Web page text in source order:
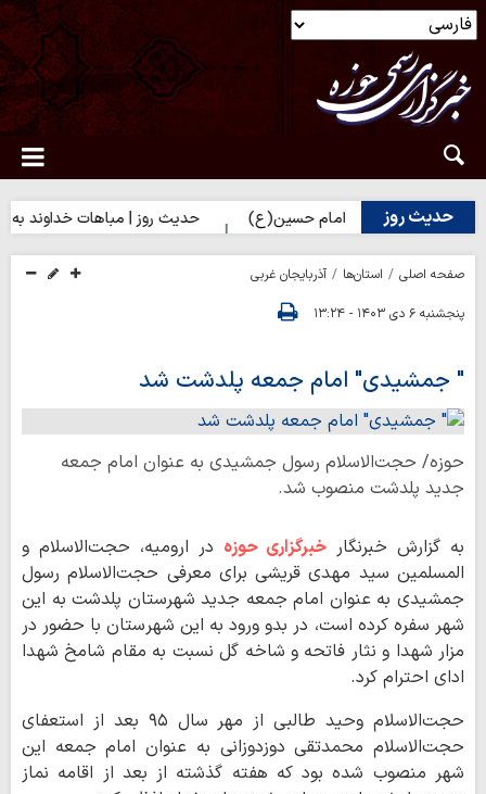
حدیث روز
برای زائران امام حسین(ع) حدیث روز | مباهات خداوند به زائر
صفحه اصلی استان‌ها
آذربایجان غربی
پنجشنبه ۶ دی ۱۴۰۳ - ۱۳:۲۴
" جمشیدی" امام جمعه پلدشت شد
حوزه/ حجت‌الاسلام رسول جمشیدی به عنوان امام جمعه
جدید پلدشت منصوب شد.
به گزارش خبرنگار خبرگزاری حوزه در ارومیه، حجت‌الاسلام و
المسلمین سید مهدی قریشی برای معرفی حجت‌الاسلام رسول
جمشیدی به عنوان امام جمعه جدید شهرستان پلدشت به این
شهر سفره کرده است، در بدو ورود به این شهرستان با حضور در
مزار شهدا و نثار فاتحه و شاخه گل نسبت به مقام شامخ شهدا
ادای احترام کرد.
حجت‌الاسلام وحید طالبی از مهر سال ۹۵ بعد از استعفای
حجت‌الاسلام محمدتقی دوزدوزانی به عنوان امام جمعه این
شهر منصوب شده بود که هفته گذشته از بعد از اقامه نماز